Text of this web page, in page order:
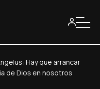
Hay que arrancar
de Dios en nosotros